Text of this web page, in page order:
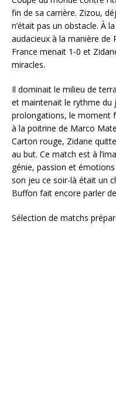
fin de sa carrière. Zizou,
n’était pas un obstacle. À
audacieux à la manière de
France menait 1-0 et
miracles.
Il dominait le milieu de
et maintenait le rythme du
prolongations, le moment
à la poitrine de Marco
Carton rouge, Zidane
au but. Ce match est à
génie, passion et
son jeu ce soir-là était un
Buffon fait encore parler
Sélection de matchs